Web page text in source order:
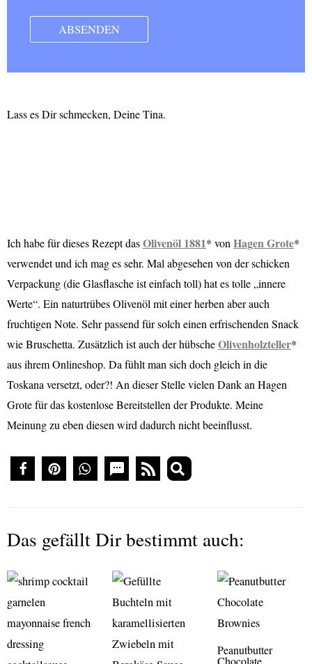
Lass es Dir schmecken, Deine Tina.
Ich habe für dieses Rezept dasOlivenöl 1881* vonHagen Grote*
verwendet und ich mag es sehr. Mal abgesehen von der schicken
Verpackung (die Glasflasche ist einfach toll) hat es tolle „innere
Werte“. Ein naturtrübes Olivenöl mit einer herben aber auch
fruchtigen Note. Sehr passend für solch einen erfrischenden Snack
wie Bruschetta. Zusätzlich ist auch der hübscheOlivenholzteller*
aus ihrem Onlineshop. Da fühlt man sich doch gleich in die
Toskana versetzt, oder?! An dieser Stelle vielen Dank an Hagen
Grote für das kostenlose Bereitstellen der Produkte. Meine
Meinung zu eben diesen wird dadurch nicht beeinflusst.
Das gefällt Dir bestimmt auch:
Peanutbutter
Chocolate